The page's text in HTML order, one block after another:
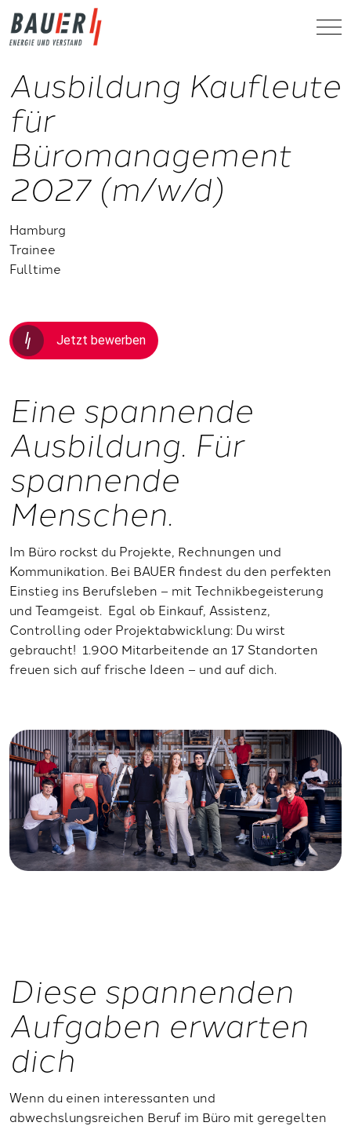
Ausbildung Kaufleute
für
Büromanagement
2027 (m/w/d)
Hamburg
Trainee
Fulltime
Jetzt bewerben
Eine spannende
Ausbildung. Für
spannende
Menschen.
Im Büro rockst du Projekte, Rechnungen und
Kommunikation. Bei BAUER findest du den perfekten
Einstieg ins Berufsleben – mit Technikbegeisterung
und Teamgeist. Egal ob Einkauf, Assistenz,
Controlling oder Projektabwicklung: Du wirst
gebraucht! 1.900 Mitarbeitende an 17 Standorten
freuen sich auf frische Ideen – und auf dich.
Diese spannenden
Aufgaben erwarten
dich
Wenn du einen interessanten und
abwechslungsreichen Beruf im Büro mit geregelten